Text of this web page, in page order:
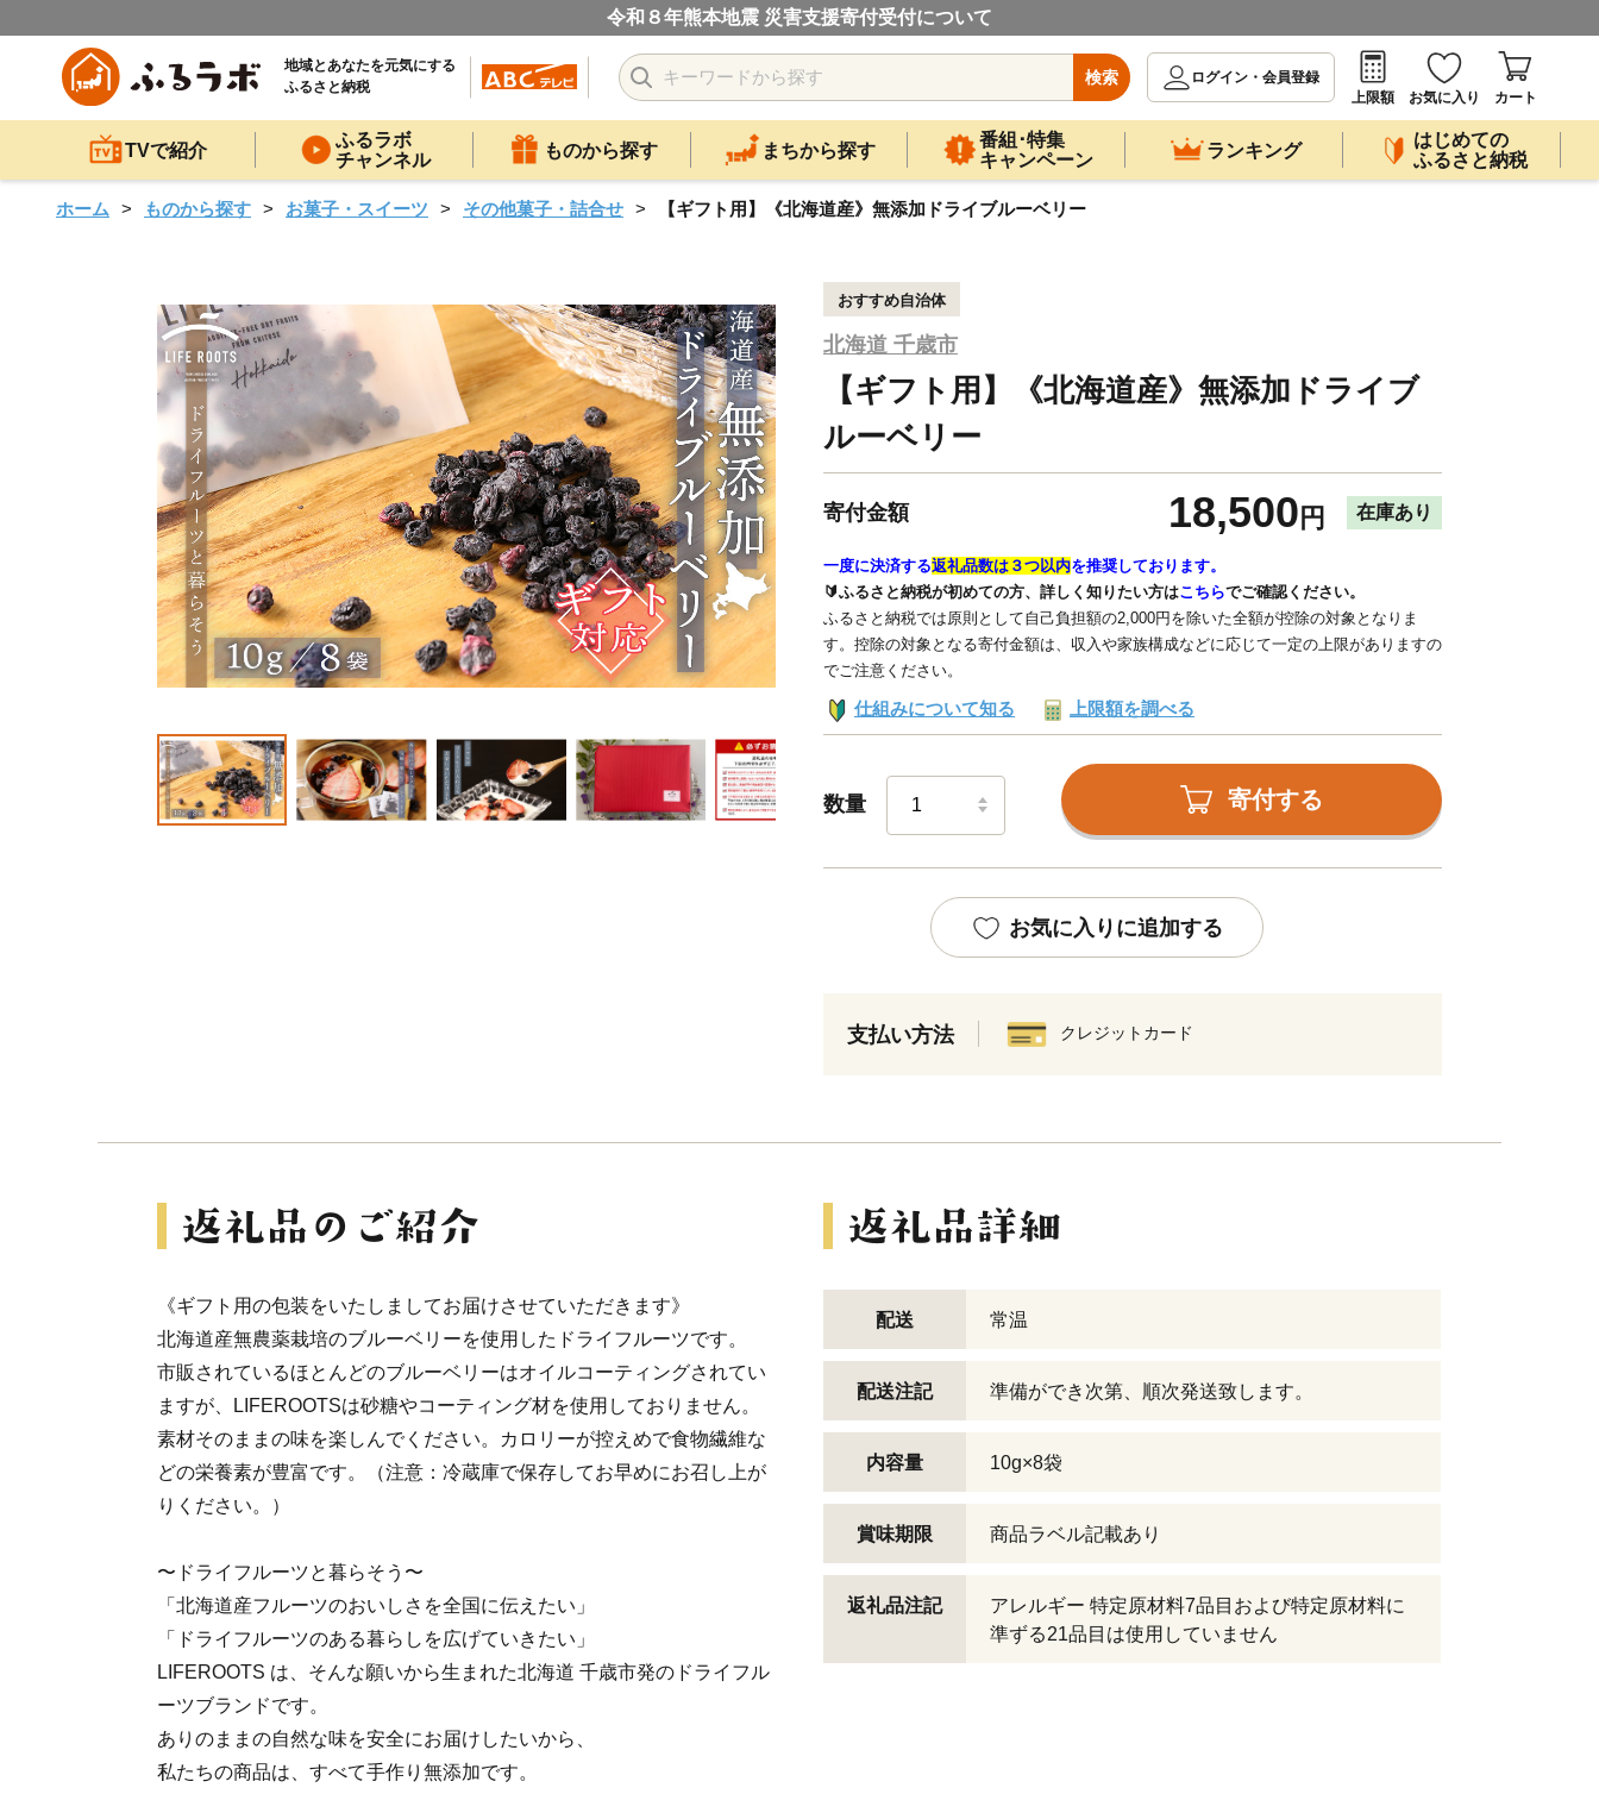
令和８年熊本地震 災害支援寄付受付について
地域とあなたを元気にする
ふるさと納税
検索
ログイン・会員登録
上限額
お気に入り カート
TVで紹介
ふるラボ
チャンネル
ものから探す まちから探す
番組･特集
キャンペーン
ランキング
はじめての
ふるさと納税
ホーム ものから探す お菓子・スイーツ その他菓子・詰合せ 【ギフト用】《北海道産》無添加ドライブルーベリー
おすすめ自治体
北海道 千歳市
【ギフト用】《北海道産》無添加ドライブ
ルーベリー
寄付金額 18,500 円 在庫あり
一度に決済する返礼品数は３つ以内を推奨しております。
🔰ふるさと納税が初めての方、詳しく知りたい方はこちらでご確認ください。
ふるさと納税では原則として自己負担額の2,000円を除いた全額が控除の対象となりま
す。控除の対象となる寄付金額は、収入や家族構成などに応じて一定の上限がありますの
でご注意ください。
仕組みについて知る 上限額を調べる
数量 寄付する
お気に入りに追加する
支払い方法 クレジットカード
《ギフト用の包装をいたしましてお届けさせていただきます》
北海道産無農薬栽培のブルーベリーを使用したドライフルーツです。
市販されているほとんどのブルーベリーはオイルコーティングされてい
ますが、LIFEROOTSは砂糖やコーティング材を使用しておりません。
素材そのままの味を楽しんでください。カロリーが控えめで食物繊維な
どの栄養素が豊富です。（注意：冷蔵庫で保存してお早めにお召し上が
りください。）
〜ドライフルーツと暮らそう〜
「北海道産フルーツのおいしさを全国に伝えたい」
「ドライフルーツのある暮らしを広げていきたい」
LIFEROOTS は、そんな願いから生まれた北海道 千歳市発のドライフル
ーツブランドです。
ありのままの自然な味を安全にお届けしたいから、
私たちの商品は、すべて手作り無添加です。
配送 常温
配送注記 準備ができ次第、順次発送致します。
内容量 10g×8袋
賞味期限 商品ラベル記載あり
返礼品注記
アレルギー 特定原材料7品目および特定原材料に
準ずる21品目は使用していません